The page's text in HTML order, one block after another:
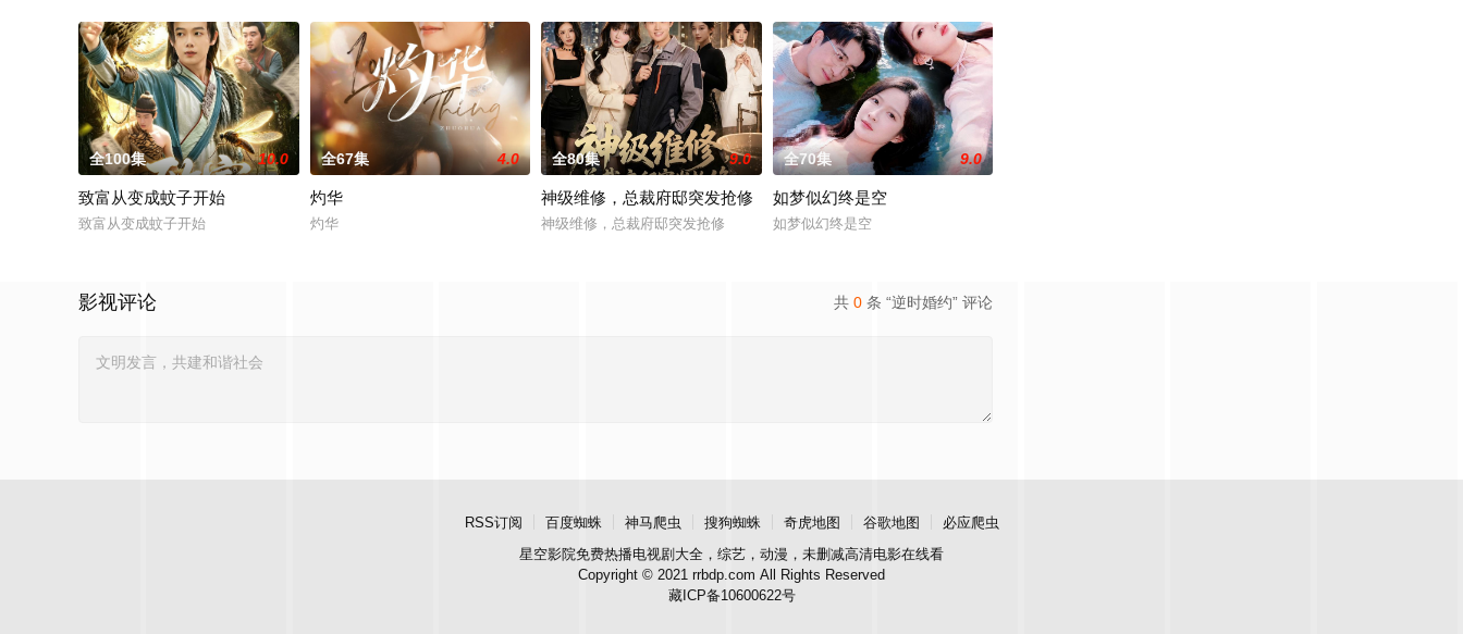
全100集 10.0
致富从变成蚊子开始
致富从变成蚊子开始
全67集 4.0
灼华
灼华
全80集 9.0
神级维修，总裁府邸突发抢修
神级维修，总裁府邸突发抢修
全70集 9.0
如梦似幻终是空
如梦似幻终是空
共 0 条 “逆时婚约” 评论
影视评论
RSS订阅 百度蜘蛛 神马爬虫 搜狗蜘蛛 奇虎地图 谷歌地图
必应爬虫
星空影院免费热播电视剧大全，综艺，动漫，未删减高清电影在线看
Copyright © 2021 rrbdp.com All Rights Reserved
藏ICP备10600622号